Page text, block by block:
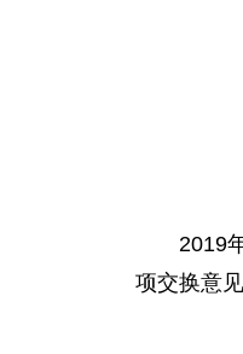
2019年
项交换意